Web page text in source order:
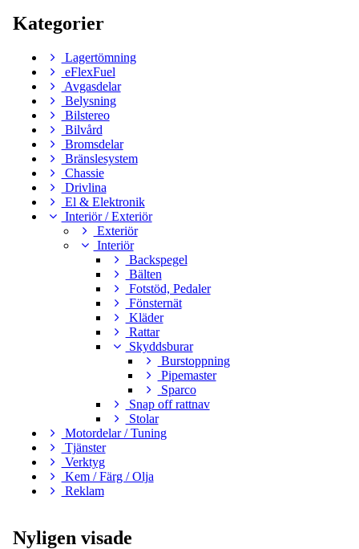
Kategorier
Lagertömning
eFlexFuel
Avgasdelar
Belysning
Bilstereo
Bilvård
Bromsdelar
Bränslesystem
Chassie
Drivlina
El & Elektronik
Interiör / Exteriör
Exteriör
Interiör
Backspegel
Bälten
Fotstöd, Pedaler
Fönsternät
Kläder
Rattar
Skyddsburar
Burstoppning
Pipemaster
Sparco
Snap off rattnav
Stolar
Motordelar / Tuning
Tjänster
Verktyg
Kem / Färg / Olja
Reklam
Nyligen visade